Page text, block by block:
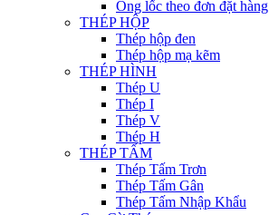
Ống lốc theo đơn đặt hàng
THÉP HỘP
Thép hộp đen
Thép hộp mạ kẽm
THÉP HÌNH
Thép U
Thép I
Thép V
Thép H
THÉP TẤM
Thép Tấm Trơn
Thép Tấm Gân
Thép Tấm Nhập Khẩu